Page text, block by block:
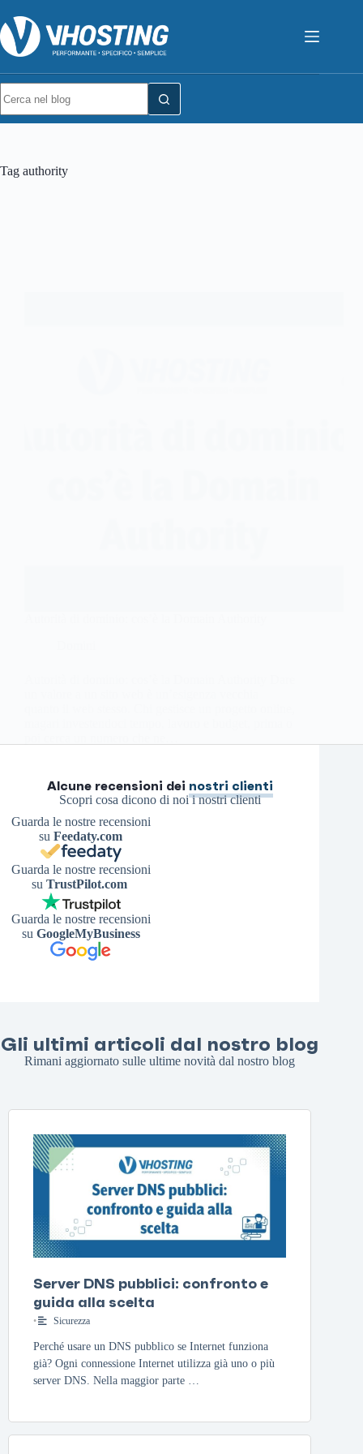
Tag authority
Alcune recensioni dei nostri clienti
Scopri cosa dicono di noi i nostri clienti
Guarda le nostre recensioni
suFeedaty.com
Guarda le nostre recensioni
su TrustPilot.com
Guarda le nostre recensioni
su GoogleMyBusiness
Gli ultimi articoli dal nostro blog
Rimani aggiornato sulle ultime novità dal nostro blog
Server DNS pubblici: confronto e
guida alla scelta
• Sicurezza
Perché usare un DNS pubblico se Internet funziona
già? Ogni connessione Internet utilizza già uno o più
server DNS. Nella maggior parte …